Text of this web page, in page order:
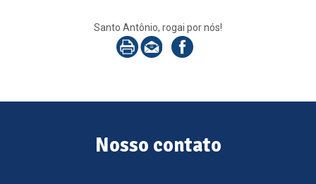
Santo Antônio, rogai por nós!
Nosso contato